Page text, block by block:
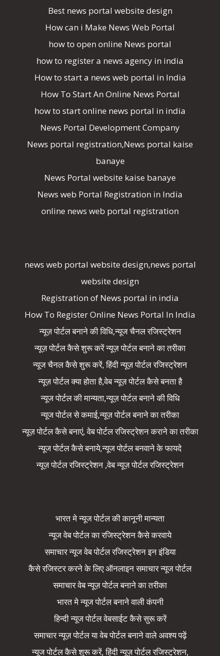
Best news portal website design
How can i Make News Web Portal
how to open online News portal
how to register a news agency in india
How to start a news web portal in India
How To Start An Online News Portal
how to start online news portal in india
News Portal Development Company
News portal registration,News portal kaise
banaye
News Portal website kaise banaye
News web Portal Registration in India
online news web portal registration
news web portal website design,news portal
website design
Registration of News portal in india
How To Register Online News Portal In India
न्यूज़ पोर्टल बनाने की विधि,न्यूज चैनल रजिस्ट्रेशन
न्यूज़ पोर्टल कैसे शुरू करें न्यूज़ पोर्टल बनाने का तरीका
न्यूज चैनल कैसे शुरू करें, हिंदी न्यूज़ पोर्टल रजिस्ट्रेशन
न्यूज़ पोर्टल क्या होता है,वेब न्यूज़ पोर्टल कैसे बनता है
न्यूज पोर्टल की मान्यता,न्यूज़ पोर्टल बनाने की विधि
न्यूज पोर्टल से कमाई,न्यूज़ पोर्टल बनाने का तरीका
न्यूज़ पोर्टल कैसे बनाएं, वेब पोर्टल रजिस्ट्रेशन कराने का तरीका
न्यूज पोर्टल कैसे बनाये,न्यूज पोर्टल बनवाने के फायदे
न्यूज़ पोर्टल रजिस्ट्रेशन ,वेब न्यूज़ पोर्टल रजिस्ट्रेशन
भारत मे न्यूज पोर्टल की कानूनी मान्यता
न्यूज वेब पोर्टल का रजिस्ट्रेशन कैसे करवाये
समाचार न्यूज वेब पोर्टल रजिस्ट्रेशन इन इंडिया
कैसे रजिस्टर करने के लिए ऑनलाइन समाचार न्यूज पोर्टल
समाचार वेब न्यूज़ पोर्टल बनाने का तरीका
भारत मे न्यूज पोर्टल बनाने वाली कंपनी
हिन्दी न्यूज पोर्टल वेबसाईट कैसे सुरू करें
समाचार न्यूज़ पोर्टल या वेब पोर्टल बनाने वाले अवश्य पढ़ें
न्यूज पोर्टल कैसे शुरू करें, हिंदी न्यूज़ पोर्टल रजिस्ट्रेशन,